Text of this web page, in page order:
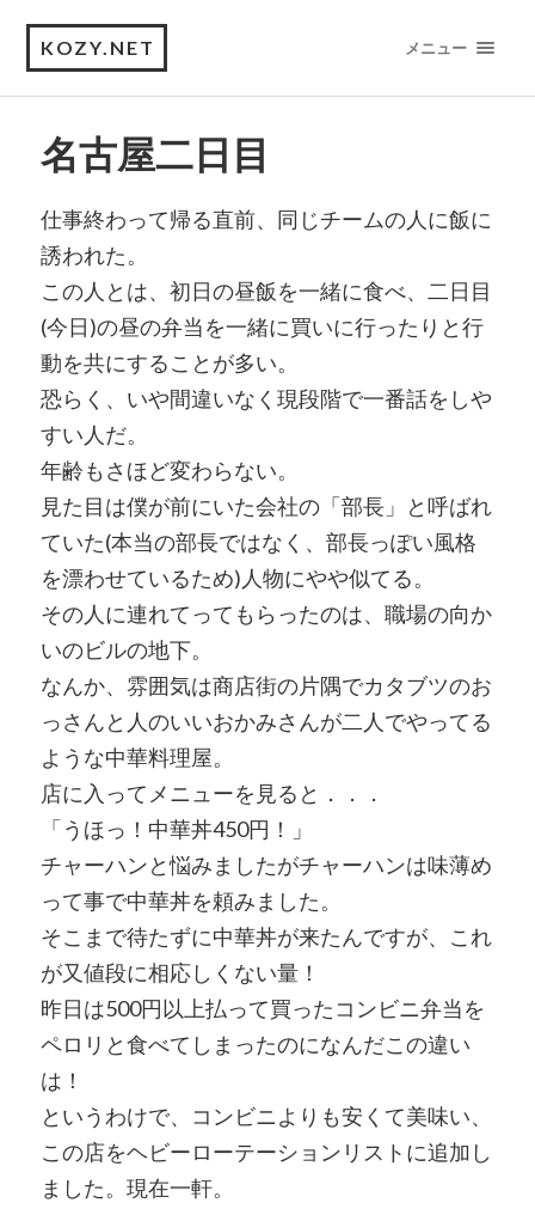
KOZY.NET メニュー
名古屋二日目
仕事終わって帰る直前、同じチームの人に飯に
誘われた。
この人とは、初日の昼飯を一緒に食べ、二日目
(今日)の昼の弁当を一緒に買いに行ったりと行
動を共にすることが多い。
恐らく、いや間違いなく現段階で一番話をしや
すい人だ。
年齢もさほど変わらない。
見た目は僕が前にいた会社の「部長」と呼ばれ
ていた(本当の部長ではなく、部長っぽい風格
を漂わせているため)人物にやや似てる。
その人に連れてってもらったのは、職場の向か
いのビルの地下。
なんか、雰囲気は商店街の片隅でカタブツのお
っさんと人のいいおかみさんが二人でやってる
ような中華料理屋。
店に入ってメニューを見ると．．．
「うほっ！中華丼450円！」
チャーハンと悩みましたがチャーハンは味薄め
って事で中華丼を頼みました。
そこまで待たずに中華丼が来たんですが、これ
が又値段に相応しくない量！
昨日は500円以上払って買ったコンビニ弁当を
ペロリと食べてしまったのになんだこの違い
は！
というわけで、コンビニよりも安くて美味い、
この店をヘビーローテーションリストに追加し
ました。現在一軒。